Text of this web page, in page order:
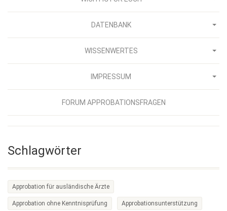
DATENBANK
WISSENWERTES
IMPRESSUM
FORUM APPROBATIONSFRAGEN
Schlagwörter
Approbation für ausländische Ärzte
Approbation ohne Kenntnisprüfung Approbationsunterstützung